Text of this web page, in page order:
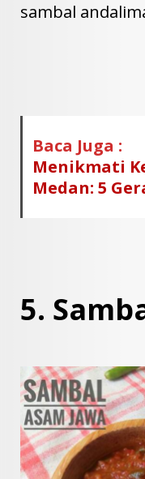
sambal
Baca Juga :
Menikmati
Medan: 5
5.